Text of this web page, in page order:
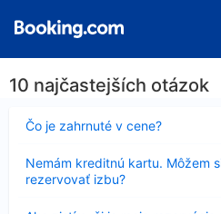
10 najčastejších otázok
Čo je zahrnuté v cene?
Nezobrazuje
sa
Nemám kreditnú kartu. Môžem
rezervovať izbu?
sa